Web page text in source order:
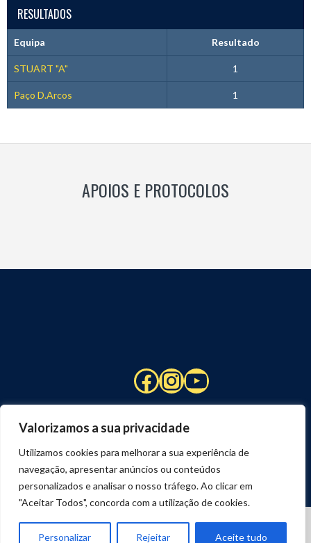
Valorizamos a sua privacidade
Utilizamos cookies para melhorar a sua experiência de
navegação, apresentar anúncios ou conteúdos
personalizados e analisar o nosso tráfego. Ao clicar em
"Aceitar Todos", concorda com a utilização de cookies.
Personalizar Rejeitar Aceite tudo
RESULTADOS
Equipa Resultado
STUART "A" 1
Paço D.Arcos 1
APOIOS E PROTOCOLOS
Facebook
Instagram
YouTube
DESENVOLVIDO POR
JOSEXAVIER.COM